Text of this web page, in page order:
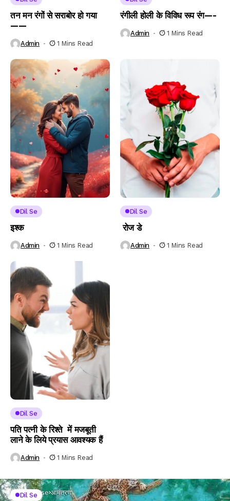
तन मन रंगों से सराबोर हो गया
——
Admin 1 Mins Read
रंगीली होली के विविध रूप रंग—-
Admin 1 Mins Read
Dil Se
इश्क
Admin 1 Mins Read
Dil Se
रोज डे
Admin 1 Mins Read
Dil Se
पति पत्नी के रिश्ते में मजबूती
लाने के लिये प्रयास आवश्यक हैं
Admin 1 Mins Read
Home Dil se आमंत्रण
Dil Se